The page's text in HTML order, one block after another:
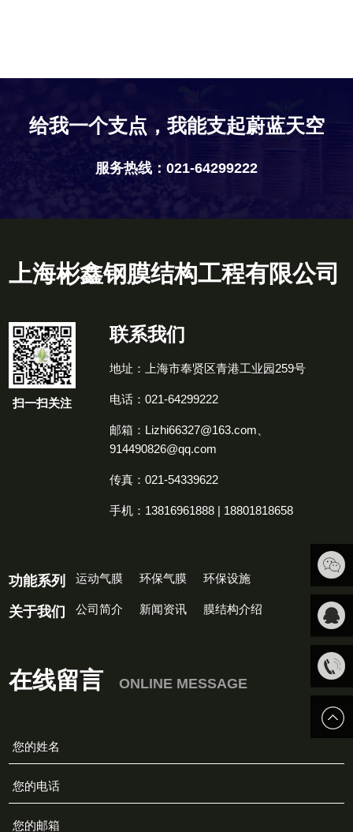
给我一个支点，我能支起蔚蓝天空
服务热线：021-64299222
上海彬鑫钢膜结构工程有限公司
扫一扫关注
联系我们
地址：上海市奉贤区青港工业园259号
电话：021-64299222
邮箱：Lizhi66327@163.com、
914490826@qq.com
传真：021-54339622
手机：13816961888 | 18801818658
功能系列 运动气膜 环保气膜 环保设施
关于我们 公司简介 新闻资讯 膜结构介绍
在线留言 ONLINE MESSAGE
扫一扫
关注我
QQ客